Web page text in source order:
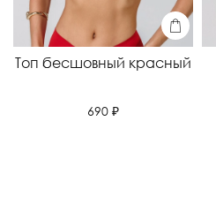
Топ бесшовный красный
690 ₽